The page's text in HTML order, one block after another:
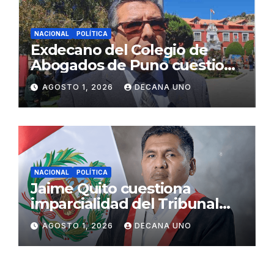
NACIONAL POLÍTICA
Exdecano del Colegio de
Abogados de Puno cuestiona
propuestas sobre seguridad
ciudadana
AGOSTO 1, 2026 DECANA UNO
NACIONAL POLÍTICA
Jaime Quito cuestiona
imparcialidad del Tribunal
Constitucional tras liberación
de Ollanta Humala
AGOSTO 1, 2026 DECANA UNO